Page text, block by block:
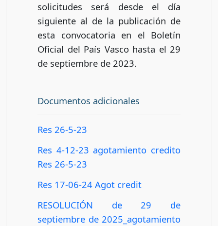
solicitudes será desde el día
siguiente al de la publicación de
esta convocatoria en el Boletín
Oficial del País Vasco hasta el 29
de septiembre de 2023.
Documentos adicionales
Res 26-5-23
Res 4-12-23 agotamiento credito
Res 26-5-23
Res 17-06-24 Agot credit
RESOLUCIÓN de 29 de
septiembre de 2025_agotamiento